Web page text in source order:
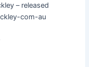
– released
com-au